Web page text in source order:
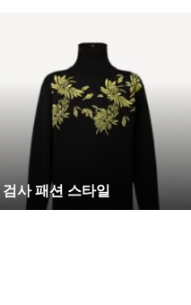
매 시선 압도